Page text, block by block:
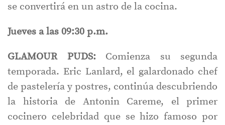
se convertirá en un astro de la cocina.
Jueves a las 09:30 p.m.
GLAMOUR PUDS: Comienza su segunda
temporada. Eric Lanlard, el galardonado chef
de pastelería y postres, continúa descubriendo
la historia de Antonin Careme, el primer
cocinero celebridad que se hizo famoso por